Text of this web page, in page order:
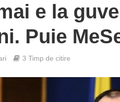
e la
Puie
3 Timp de citire